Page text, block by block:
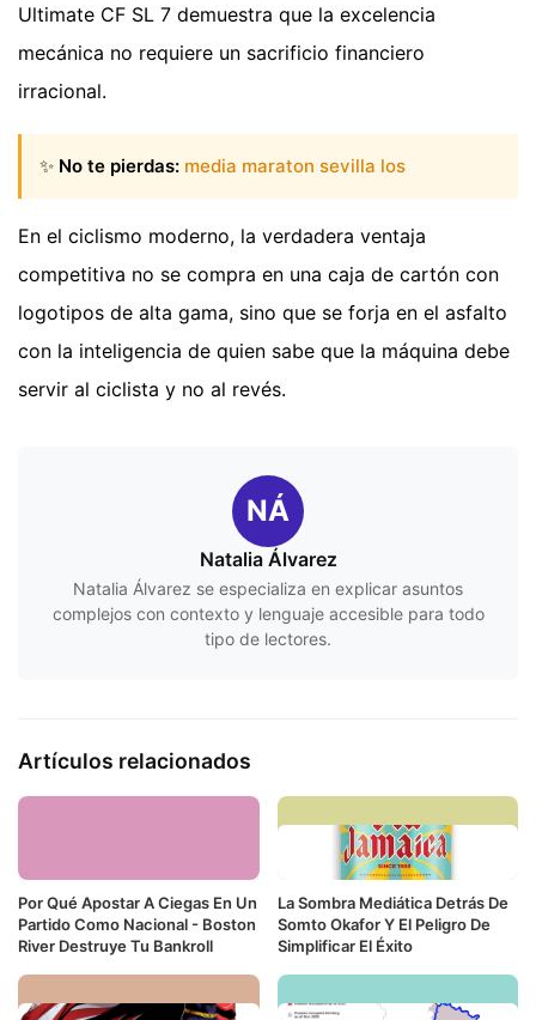
Ultimate CF SL 7 demuestra que la excelencia
mecánica no requiere un sacrificio financiero
irracional.
✨ No te pierdas: media maraton sevilla los
En el ciclismo moderno, la verdadera ventaja
competitiva no se compra en una caja de cartón con
logotipos de alta gama, sino que se forja en el asfalto
con la inteligencia de quien sabe que la máquina debe
servir al ciclista y no al revés.
NÁ
Natalia Álvarez
Natalia Álvarez se especializa en explicar asuntos
complejos con contexto y lenguaje accesible para todo
tipo de lectores.
Artículos relacionados
Por Qué Apostar A Ciegas En Un
Partido Como Nacional - Boston
River Destruye Tu Bankroll
La Sombra Mediática Detrás De
Somto Okafor Y El Peligro De
Simplificar El Éxito